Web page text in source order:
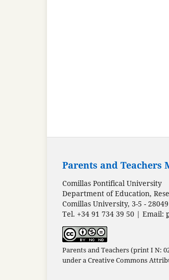
Parents and Teachers
Comillas Pontifical University
Department of Education,
Comillas University, 3-5 -
Tel. +34 91 734 39 50 | Email:
Parents and Teachers (print I N:
under aCreative Commons